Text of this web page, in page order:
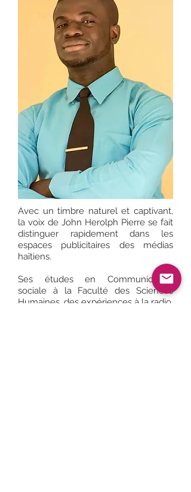
Avec un timbre naturel et captivant,
la voix de John Herolph Pierre se fait
distinguer rapidement dans les
espaces publicitaires des médias
haïtiens.
Ses études en Communication
sociale à la Faculté des Sciences
Humaines, des expériences à la radio,